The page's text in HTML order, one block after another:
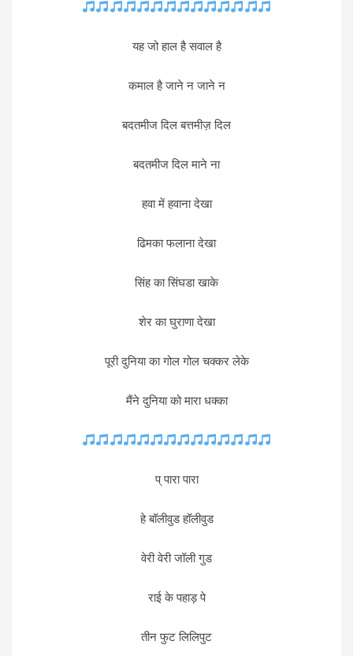
यह जो हाल है सवाल है
कमाल है जाने न जाने न
बदतमीज दिल बत्तमीज़ दिल
बदतमीज दिल माने ना
हवा में हवाना देखा
ढिमका फलाना देखा
सिंह का सिंघडा खाके
शेर का घुराणा देखा
पूरी दुनिया का गोल गोल चक्कर लेके
मैंने दुनिया को मारा धक्का
प् पारा पारा
हे बॉलीवुड हॉलीवुड
वेरी वेरी जॉली गुड
राई के पहाड़ पे
तीन फुट लिलिपुट